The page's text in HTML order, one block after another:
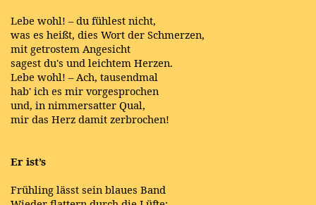
Lebe wohl! – du fühlest nicht,
was es heißt, dies Wort der Schmerzen,
mit getrostem Angesicht
sagest du's und leichtem Herzen.
Lebe wohl! – Ach, tausendmal
hab' ich es mir vorgesprochen
und, in nimmersatter Qual,
mir das Herz damit zerbrochen!
Er ist’s
Frühling lässt sein blaues Band